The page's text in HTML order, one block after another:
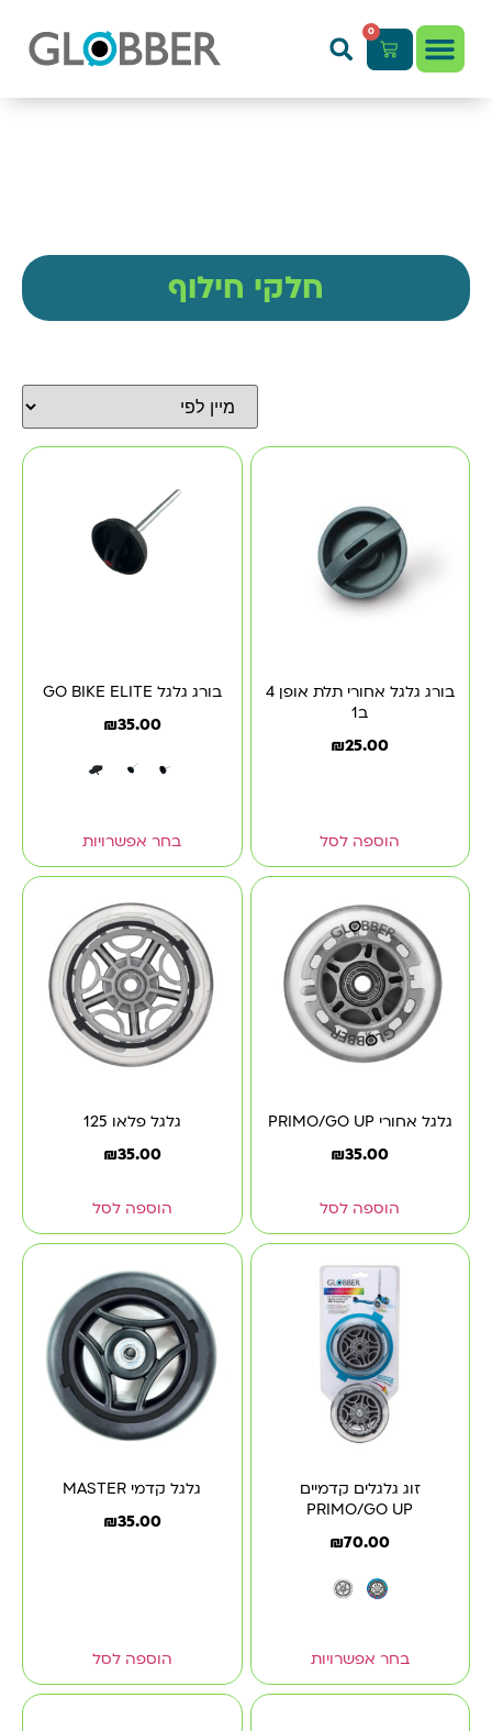
0
חלקי חילוף
בורג גלגל אחורי תלת אופן 4
ב1
₪25.00
הוספה לסל
בורג גלגל GO BIKE ELITE
₪35.00
בחר אפשרויות
גלגל אחורי PRIMO/GO UP
₪35.00
הוספה לסל
גלגל פלאו 125
₪35.00
הוספה לסל
זוג גלגלים קדמיים
PRIMO/GO UP
₪70.00
בחר אפשרויות
גלגל קדמי MASTER
₪35.00
הוספה לסל